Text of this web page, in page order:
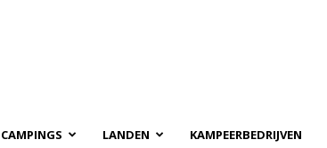
CAMPINGS LANDEN KAMPEERBEDRIJVEN